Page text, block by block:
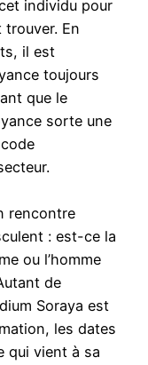
individu pour
En
il est
toujours
que le
sorte une
rencontre
: est-ce la
ou l’homme
de
Soraya est
les dates
qui vient à sa